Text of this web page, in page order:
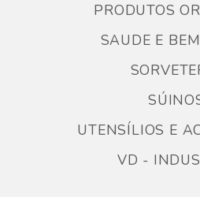
PRODUTOS
SAUDE E
UTENSÍLIOS E
VD -